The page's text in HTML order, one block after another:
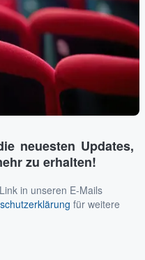
neuesten Updates,
zu erhalten!
in unseren E-Mails
für weitere